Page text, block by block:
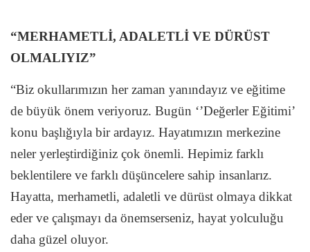
“MERHAMETLİ, ADALETLİ VE DÜRÜST
OLMALIYIZ”
“Biz okullarımızın her zaman yanındayız ve eğitime
de büyük önem veriyoruz. Bugün ‘’Değerler Eğitimi’
konu başlığıyla bir ardayız. Hayatımızın merkezine
neler yerleştirdiğiniz çok önemli. Hepimiz farklı
beklentilere ve farklı düşüncelere sahip insanlarız.
Hayatta, merhametli, adaletli ve dürüst olmaya dikkat
eder ve çalışmayı da önemserseniz, hayat yolculuğu
daha güzel oluyor.